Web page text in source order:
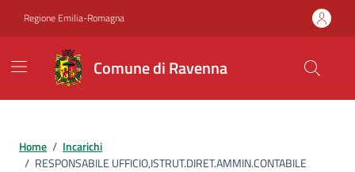
Regione Emilia-Romagna
Comune di Ravenna
Home / Incarichi
/ RESPONSABILE UFFICIO,ISTRUT.DIRET.AMMIN.CONTABILE